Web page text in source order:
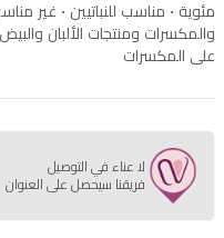
مئوية • مناسب للنباتيين • غير
والمكسرات ومنتجات الألبان
على المكسرات
لا عناء في التوصيل
فريقنا سيحصل على العنوان